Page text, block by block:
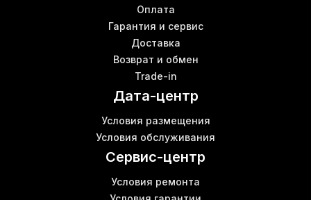
Витая пара патч корд
Купить сетевой кабель Киев
Оплата
Гарантия и сервис
Доставка
Возврат и обмен
Trade-in
Дата-центр
Условия размещения
Условия обслуживания
Сервис-центр
Условия ремонта